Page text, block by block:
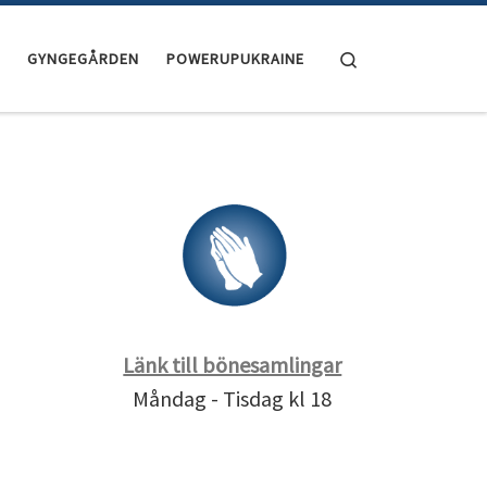
GYNGEGÅRDEN POWERUPUKRAINE
Länk till bönesamlingar
Måndag - Tisdag kl 18